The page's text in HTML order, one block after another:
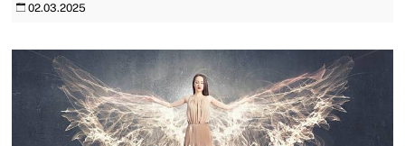
02.03.2025